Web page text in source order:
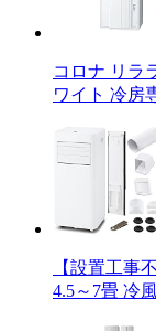
コロナ リラ
ワイト 冷房
【設置工事
4.5～7畳 冷